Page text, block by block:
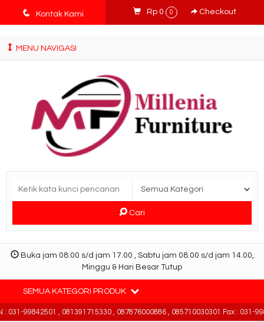
tv3ISbyqwvMDypa7aIfj2FUlPKawe7X5fX5v6wsT4Ns
q Kontak Kami Rp 0 0 Checkout
MENU NAVIGASI
Cari
Buka jam 08.00 s/d jam 17.00 , Sabtu jam 08.00 s/d jam 14.00,
Minggu & Hari Besar Tutup
SEMUA KATEGORI PRODUK
031-99842501 , 081391715330 , 087876000886 , 085710030301 Fax : 031-